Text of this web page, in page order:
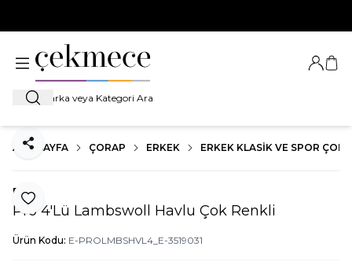
Ara
Giriş
ANA SAYFA ÇORAP ERKEK ERKEK KLASIK VE SPOR
Favoriye Ekle
Paylaş
Pro
Pro 4'Lü Lambswoll Havlu Çok Renkli
Ürün Kodu: E-PROLMBSHVL4_E-3519031